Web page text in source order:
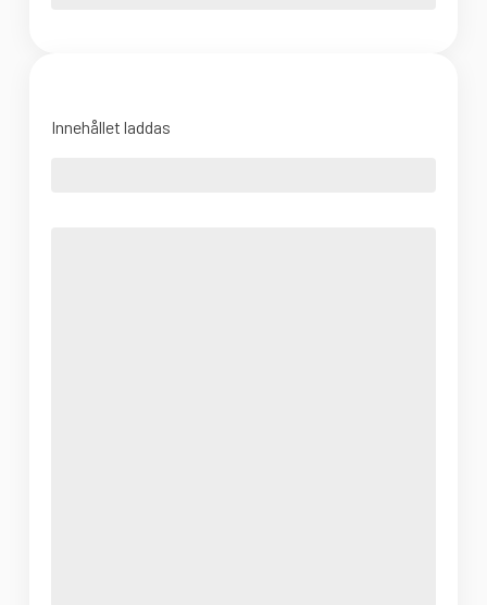
Innehållet laddas